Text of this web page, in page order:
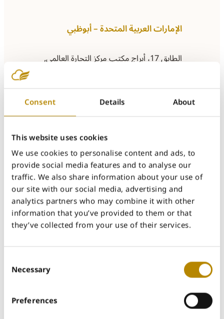
Consent Details About
This website uses cookies
We use cookies to personalise content and ads, to
provide social media features and to analyse our
traffic. We also share information about your use of
our site with our social media, advertising and
analytics partners who may combine it with other
information that you’ve provided to them or that
they’ve collected from your use of their services.
Selection
Necessary
Preferences
الإمارات العربية المتحدة – أبوظبي
الطابق 17، أبراج مكتب مركز التجارة العالمي,
abudhabi@sulavamea.com
مصر – القاهرة
الطابق الأول، المبنى P1، ذا بوديوم، كايرو
فيستيفال سيتي
القاهرة الجديدة، القاهرة، مصر